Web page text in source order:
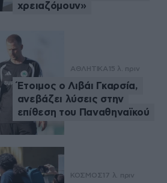
χρειαζόμουν»
ΑΘΛΗΤΙΚΑ 15 λ. πριν
Έτοιμος ο Λιβάι Γκαρσία,
ανεβάζει λύσεις στην
επίθεση του Παναθηναϊκού
ΚΟΣΜΟΣ 17 λ. πριν